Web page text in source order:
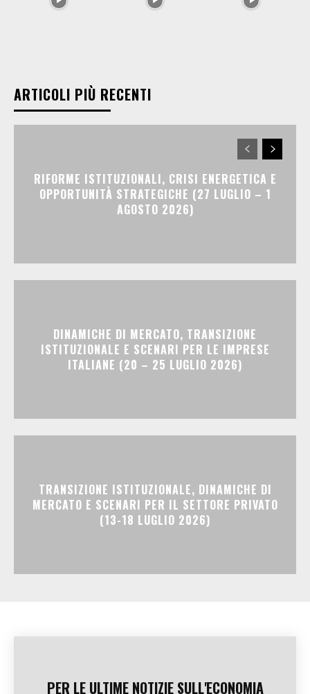
ARTICOLI PIÙ RECENTI
RIFORME ISTITUZIONALI, CRISI ENERGETICA E
OPPORTUNITÀ STRATEGICHE (27 LUGLIO – 1
AGOSTO 2026)
DINAMICHE DI MERCATO, TRANSIZIONE
ISTITUZIONALE E SCENARI PER LE IMPRESE
ITALIANE (20 – 25 LUGLIO 2026)
TRANSIZIONE ISTITUZIONALE, DINAMICHE DI
MERCATO E SCENARI PER IL SETTORE PRIVATO
(13-18 LUGLIO 2026)
PER LE ULTIME NOTIZIE SULL'ECONOMIA